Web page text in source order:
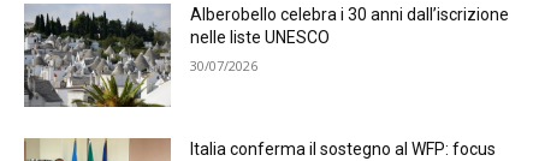
Alberobello celebra i 30 anni dall’iscrizione
nelle liste UNESCO
30/07/2026
Italia conferma il sostegno al WFP: focus